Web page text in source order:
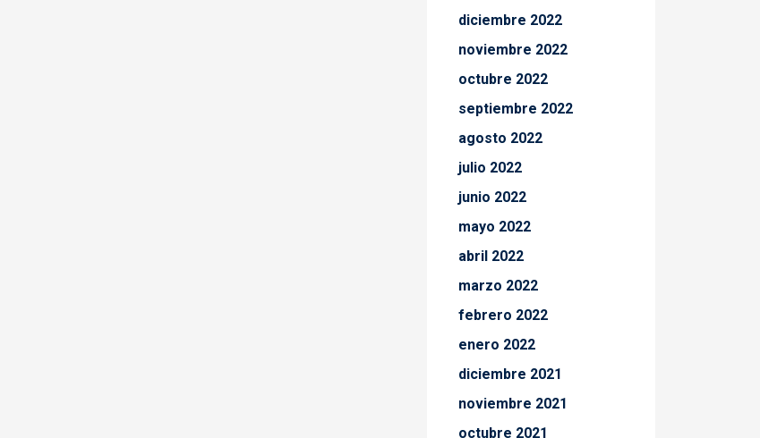
diciembre 2022
noviembre 2022
octubre 2022
septiembre 2022
agosto 2022
julio 2022
junio 2022
mayo 2022
abril 2022
marzo 2022
febrero 2022
enero 2022
diciembre 2021
noviembre 2021
octubre 2021